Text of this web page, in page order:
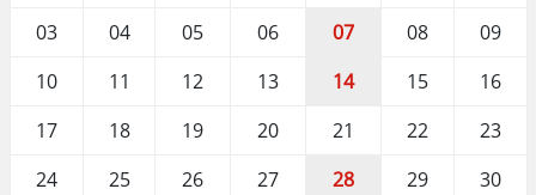
03
04 05 06 07 08
09
10
11 12 13 14 15
16
17
18 19 20 21 22
23
24
25 26 27 28 29
30